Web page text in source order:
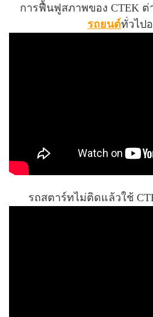
การฟื้นฟูสภาพของ CTEK ต่
รถยนต์ทั่วไป
รถสตาร์ทไม่ติดแล้วใช้